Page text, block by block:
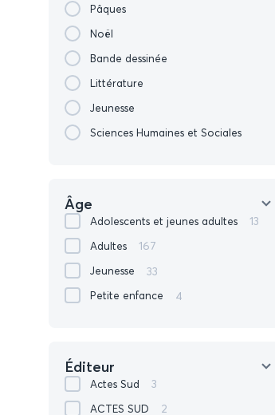
Pâques
Noël
Bande dessinée
Littérature
Jeunesse
Sciences Humaines et Sociales
Âge
Adolescents et jeunes adultes 13
Adultes 167
Jeunesse 33
Petite enfance 4
Éditeur
Actes Sud 3
ACTES SUD 2